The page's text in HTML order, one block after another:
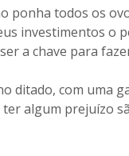
ar
til
h
ar
ponha todos os
investimentos o
a chave para
ditado, com uma
algum prejuízo